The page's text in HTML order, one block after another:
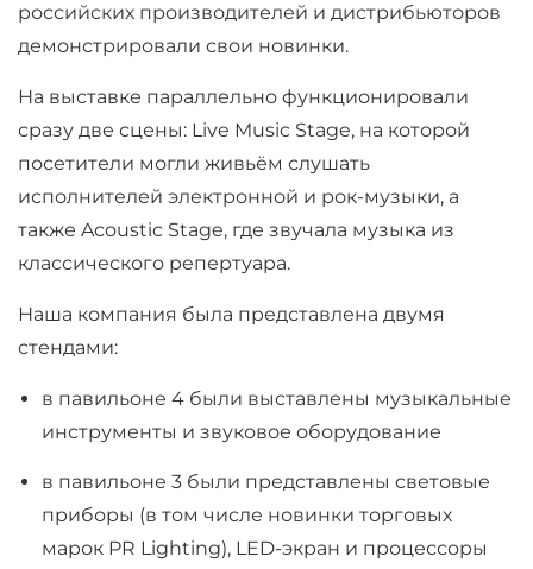
российских производителей и дистрибьюторов
демонстрировали свои новинки.
На выставке параллельно функционировали
сразу две сцены: Live Music Stage, на которой
посетители могли живьём слушать
исполнителей электронной и рок-музыки, а
также Acoustic Stage, где звучала музыка из
классического репертуара.
Наша компания была представлена двумя
стендами:
в павильоне 4 были выставлены музыкальные
инструменты и звуковое оборудование
в павильоне 3 были представлены световые
приборы (в том числе новинки торговых
марок PR Lighting), LED-экран и процессоры